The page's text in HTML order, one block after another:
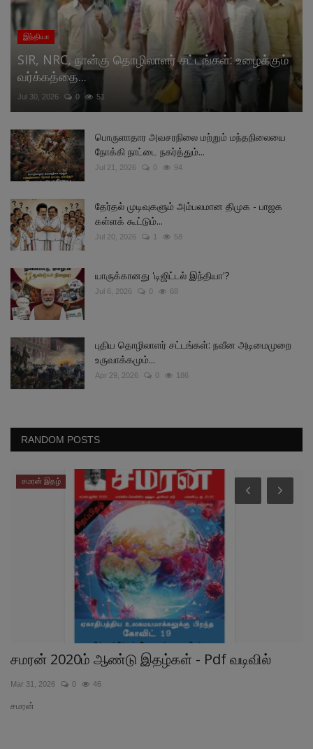
இந்தியா
SIR, NRC, நான்கு தொழிலாளர் சட்டங்கள்: உழைக்கும்
வர்க்கத்தை...
Jul 30, 2026 0 51
பொருளாதார அவசரநிலை மற்றும் மந்தநிலையை
நோக்கி நாட்டை நகர்த்தும்...
Jul 21, 2026 0 94
தேர்தல் முடிவுகளும் அம்பலமான திமுக - பாஜக
கள்ளக் கூட்டும்...
Jul 20, 2026 1 58
யாருக்கானது 'டிஜிட்டல் இந்தியா'?
Jul 6, 2026 0 68
புதிய தொழிலாளர் சட்டங்கள்: நவீன அடிமைமுறை
உருவாக்கமும்...
Apr 29, 2026 0 186
RANDOM POSTS
சமரன் இதழ்
சமரன் 2020ம் ஆண்டு இதழ்கள் - Pdf வடிவில்
Mar 31, 2026 0 46
சமரன்